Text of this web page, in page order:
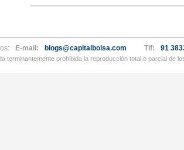
E-mail: blogs@capitalbolsa.com Tlf: 91
terminantemente prohibida la reproducción total o parcial de